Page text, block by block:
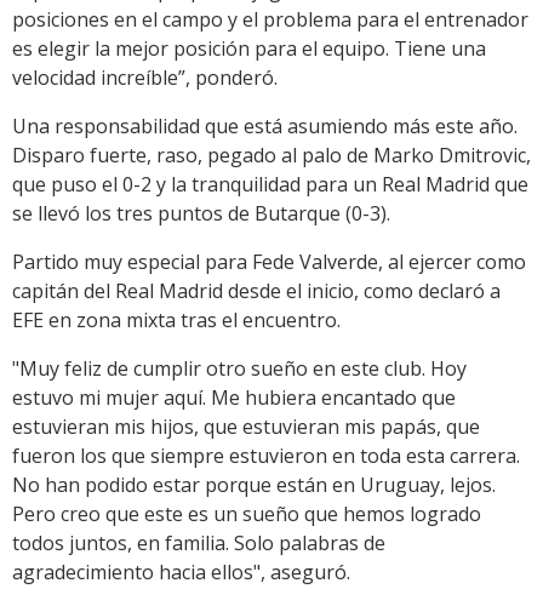
posiciones en el campo y el problema para el entrenador
es elegir la mejor posición para el equipo. Tiene una
velocidad increíble”, ponderó.
Una responsabilidad que está asumiendo más este año.
Disparo fuerte, raso, pegado al palo de Marko Dmitrovic,
que puso el 0-2 y la tranquilidad para un Real Madrid que
se llevó los tres puntos de Butarque (0-3).
Partido muy especial para Fede Valverde, al ejercer como
capitán del Real Madrid desde el inicio, como declaró a
EFE en zona mixta tras el encuentro.
"Muy feliz de cumplir otro sueño en este club. Hoy
estuvo mi mujer aquí. Me hubiera encantado que
estuvieran mis hijos, que estuvieran mis papás, que
fueron los que siempre estuvieron en toda esta carrera.
No han podido estar porque están en Uruguay, lejos.
Pero creo que este es un sueño que hemos logrado
todos juntos, en familia. Solo palabras de
agradecimiento hacia ellos", aseguró.